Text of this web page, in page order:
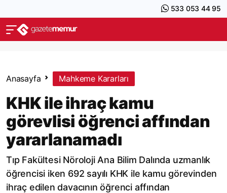
533 053 44 95
Anasayfa Mahkeme Kararları
KHK ile ihraç kamu
görevlisi öğrenci affından
yararlanamadı
Tıp Fakültesi Nöroloji Ana Bilim Dalında uzmanlık
öğrencisi iken 692 sayılı KHK ile kamu görevinden
ihraç edilen davacının öğrenci affından